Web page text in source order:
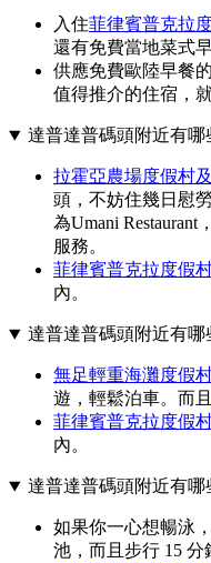
入住菲律賓普克拉
還有免費當地菜式
供應免費歐陸早餐的
值得推介的住宿，
達普達普碼頭附近有哪
拉霍亞農場度假村
頭，不妨住幾日慰
為Umani
服務。
菲律賓普克拉度假
內。
達普達普碼頭附近有哪
無足輕重海灘度假
遊，輕鬆泊車。而
菲律賓普克拉度假
內。
達普達普碼頭附近有哪
如果你一心想暢泳，
池，而且步行 15 分